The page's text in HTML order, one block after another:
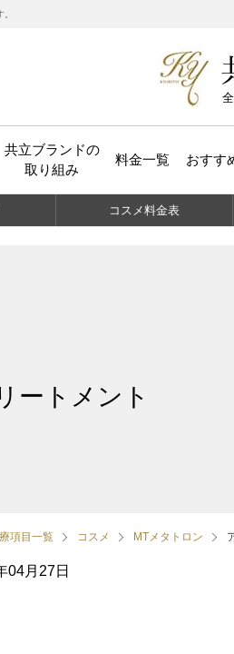
共立ブランドの
取り組み
料金一覧 おすす
コスメ料金表
ートメント
項目一覧 コスメ MTメタトロン
04月27日